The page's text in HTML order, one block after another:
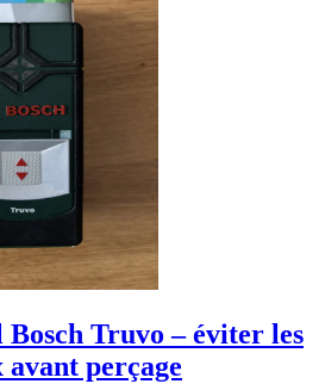
Truvo – éviter les
avant perçage